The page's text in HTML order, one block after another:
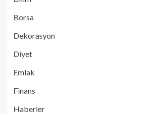
Borsa
Dekorasyon
Diyet
Emlak
Finans
Haberler